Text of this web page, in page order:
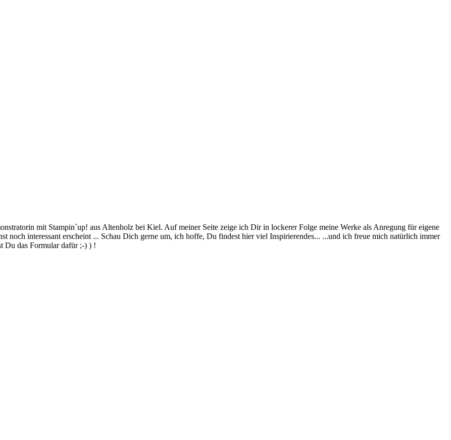
mit Stampin´up! aus Altenholz bei Kiel. Auf meiner Seite zeige ich Dir in lockerer Folge meine Werke als Anregung für eigene
noch interessant erscheint ... Schau Dich gerne um, ich hoffe, Du findest hier viel Inspirierendes... ...und ich freue mich natürlich immer
Du das Formular dafür ;-) ) !